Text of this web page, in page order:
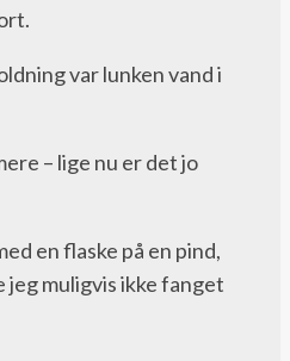
var lunken vand i
– lige nu er det jo
en flaske på en pind,
jeg muligvis ikke fanget